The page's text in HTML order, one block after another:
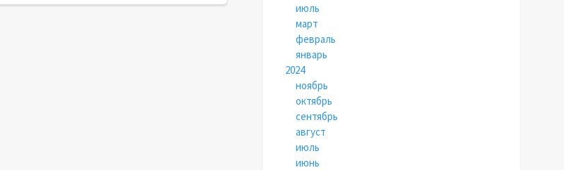
июль
март
февраль
январь
2024
ноябрь
октябрь
сентябрь
август
июль
июнь